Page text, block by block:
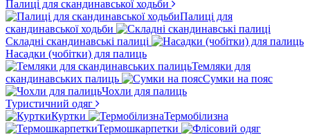
Палиці для скандинавської ходьби
Палиці для
скандинавської ходьби
Складні скандинавські палиці
Насадки (чобітки) для палиць
Темляки для
скандинавських палиць
Сумки на пояс
Чохли для палиць
Туристичний одяг
Куртки
Термобілизна
Термошкарпетки